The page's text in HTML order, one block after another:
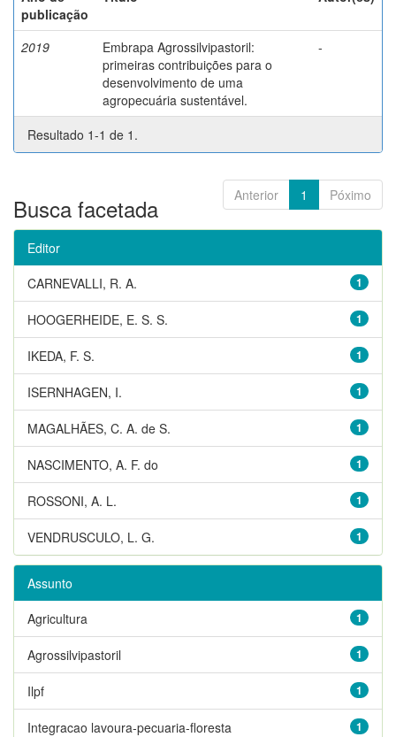
publicação
2019
Embrapa Agrossilvipastoril:
primeiras contribuições para o
desenvolvimento de uma
agropecuária sustentável.
-
Resultado 1-1 de 1.
Anterior 1 Póximo
Busca facetada
Editor
1
CARNEVALLI, R. A.
1
HOOGERHEIDE, E. S. S.
1
IKEDA, F. S.
1
ISERNHAGEN, I.
1
MAGALHÃES, C. A. de S.
1
NASCIMENTO, A. F. do
1
ROSSONI, A. L.
1
VENDRUSCULO, L. G.
Assunto
1
Agricultura
1
Agrossilvipastoril
1
Ilpf
1
Integracao lavoura-pecuaria-floresta